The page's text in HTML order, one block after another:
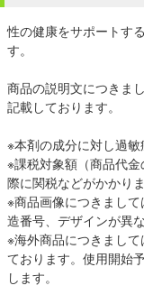
性の健康をサポートす
す。
商品の説明文につきま
記載しております。
※本剤の成分に対し過敏
※課税対象額（商品代
際に関税などがかかりま
※商品画像につきまし
造番号、デザインが異
※海外商品につきまし
ております。使用開始
します。